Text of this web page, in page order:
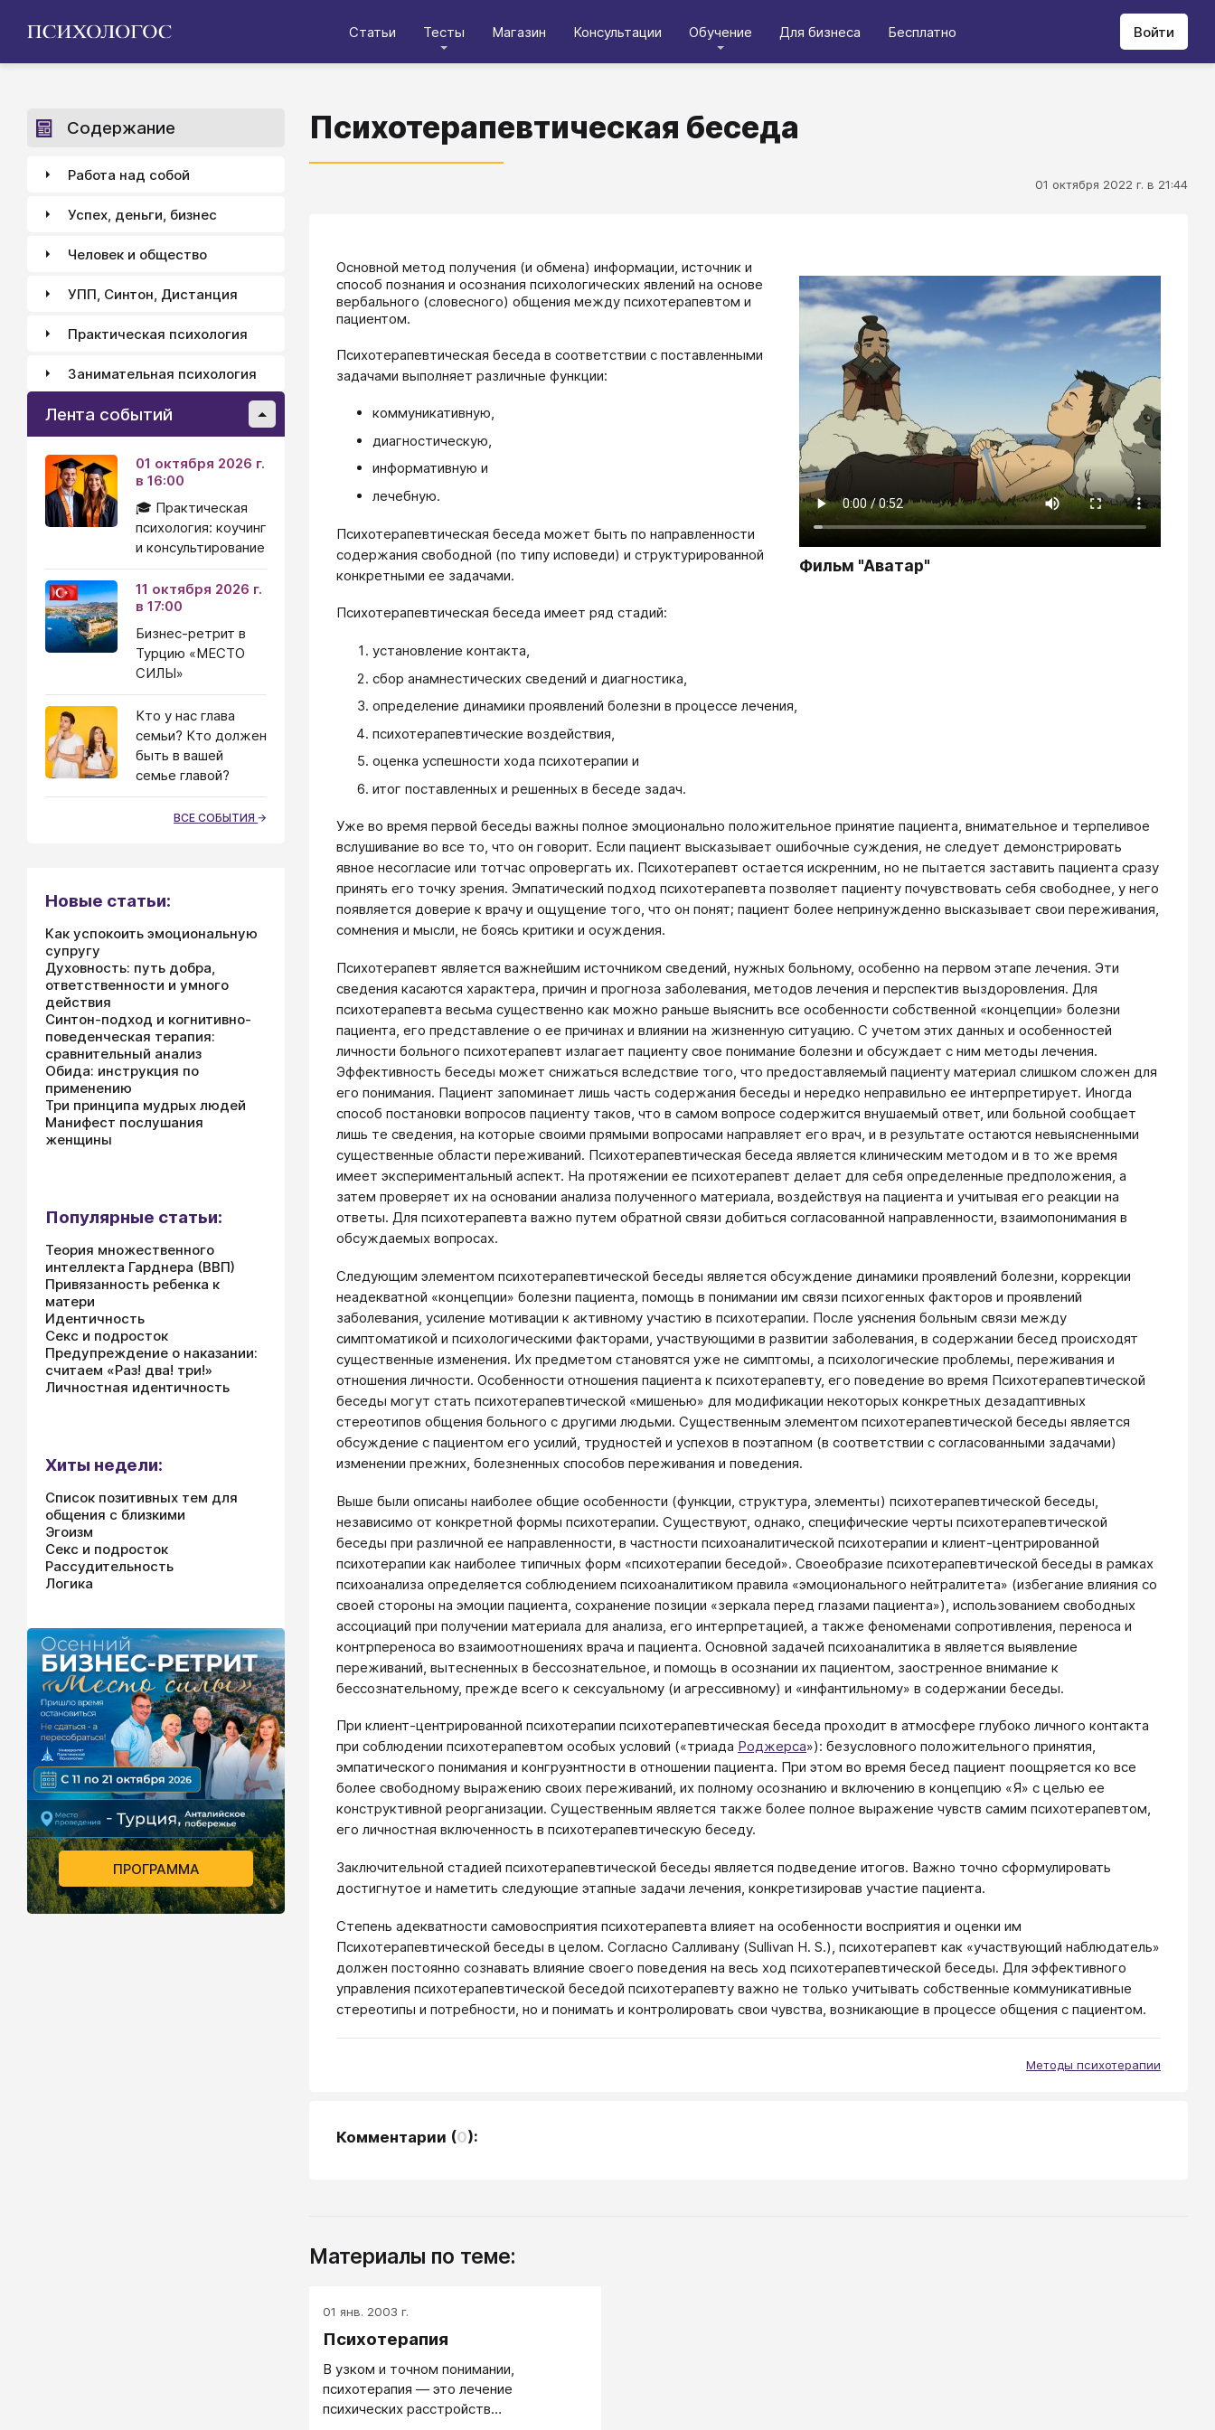
Статьи Тесты Магазин Консультации Обучение Для бизнеса Бесплатно Войти
Психотерапевтическая беседа
01 октября 2022 г. в 21:44
Фильм "Аватар"
​​​​​​​​​​​​​​Основной метод получения (и обмена) информации, источник и
способ познания и осознания психологических явлений на основе
вербального (словесного) общения между психотерапевтом и
пациентом.
Психотерапевтическая беседа в соответствии с поставленными
задачами выполняет различные функции:
коммуникативную,
диагностическую,
информативную и
лечебную.
Психотерапевтическая беседа может быть по направленности
содержания свободной (по типу исповеди) и структурированной
конкретными ее задачами.
Психотерапевтическая беседа имеет ряд стадий:
установление контакта,
сбор анамнестических сведений и диагностика,
определение динамики проявлений болезни в процессе лечения,
психотерапевтические воздействия,
оценка успешности хода психотерапии и
итог поставленных и решенных в беседе задач.
Уже во время первой беседы важны полное эмоционально положительное принятие пациента, внимательное и терпеливое
вслушивание во все то, что он говорит. Если пациент высказывает ошибочные суждения, не следует демонстрировать
явное несогласие или тотчас опровергать их. Психотерапевт остается искренним, но не пытается заставить пациента сразу
принять его точку зрения. Эмпатический подход психотерапевта позволяет пациенту почувствовать себя свободнее, у него
появляется доверие к врачу и ощущение того, что он понят; пациент более непринужденно высказывает свои переживания,
сомнения и мысли, не боясь критики и осуждения.
Психотерапевт является важнейшим источником сведений, нужных больному, особенно на первом этапе лечения. Эти
сведения касаются характера, причин и прогноза заболевания, методов лечения и перспектив выздоровления. Для
психотерапевта весьма существенно как можно раньше выяснить все особенности собственной «концепции» болезни
пациента, его представление о ее причинах и влиянии на жизненную ситуацию. С учетом этих данных и особенностей
личности больного психотерапевт излагает пациенту свое понимание болезни и обсуждает с ним методы лечения.
Эффективность беседы может снижаться вследствие того, что предоставляемый пациенту материал слишком сложен для
его понимания. Пациент запоминает лишь часть содержания беседы и нередко неправильно ее интерпретирует. Иногда
способ постановки вопросов пациенту таков, что в самом вопросе содержится внушаемый ответ, или больной сообщает
лишь те сведения, на которые своими прямыми вопросами направляет его врач, и в результате остаются невыясненными
существенные области переживаний. Психотерапевтическая беседа является клиническим методом и в то же время
имеет экспериментальный аспект. На протяжении ее психотерапевт делает для себя определенные предположения, а
затем проверяет их на основании анализа полученного материала, воздействуя на пациента и учитывая его реакции на
ответы. Для психотерапевта важно путем обратной связи добиться согласованной направленности, взаимопонимания в
обсуждаемых вопросах.
Следующим элементом психотерапевтической беседы является обсуждение динамики проявлений болезни, коррекции
неадекватной «концепции» болезни пациента, помощь в понимании им связи психогенных факторов и проявлений
заболевания, усиление мотивации к активному участию в психотерапии. После уяснения больным связи между
симптоматикой и психологическими факторами, участвующими в развитии заболевания, в содержании бесед происходят
существенные изменения. Их предметом становятся уже не симптомы, а психологические проблемы, переживания и
отношения личности. Особенности отношения пациента к психотерапевту, его поведение во время Психотерапевтической
беседы могут стать психотерапевтической «мишенью» для модификации некоторых конкретных дезадаптивных
стереотипов общения больного с другими людьми. Существенным элементом психотерапевтической беседы является
обсуждение с пациентом его усилий, трудностей и успехов в поэтапном (в соответствии с согласованными задачами)
изменении прежних, болезненных способов переживания и поведения.
Выше были описаны наиболее общие особенности (функции, структура, элементы) психотерапевтической беседы,
независимо от конкретной формы психотерапии. Существуют, однако, специфические черты психотерапевтической
беседы при различной ее направленности, в частности психоаналитической психотерапии и клиент-центрированной
психотерапии как наиболее типичных форм «психотерапии беседой». Своеобразие психотерапевтической беседы в рамках
психоанализа определяется соблюдением психоаналитиком правила «эмоционального нейтралитета» (избегание влияния со
своей стороны на эмоции пациента, сохранение позиции «зеркала перед глазами пациента»), использованием свободных
ассоциаций при получении материала для анализа, его интерпретацией, а также феноменами сопротивления, переноса и
контрпереноса во взаимоотношениях врача и пациента. Основной задачей психоаналитика в является выявление
переживаний, вытесненных в бессознательное, и помощь в осознании их пациентом, заостренное внимание к
бессознательному, прежде всего к сексуальному (и агрессивному) и «инфантильному» в содержании беседы.
При клиент-центрированной психотерапии психотерапевтическая беседа проходит в атмосфере глубоко личного контакта
при соблюдении психотерапевтом особых условий («триада Роджерса»): безусловного положительного принятия,
эмпатического понимания и конгруэнтности в отношении пациента. При этом во время бесед пациент поощряется ко все
более свободному выражению своих переживаний, их полному осознанию и включению в концепцию «Я» с целью ее
конструктивной реорганизации. Существенным является также более полное выражение чувств самим психотерапевтом,
его личностная включенность в психотерапевтическую беседу.
Заключительной стадией психотерапевтической беседы является подведение итогов. Важно точно сформулировать
достигнутое и наметить следующие этапные задачи лечения, конкретизировав участие пациента.
Степень адекватности самовосприятия психотерапевта влияет на особенности восприятия и оценки им
Психотерапевтической беседы в целом. Согласно Салливану (Sullivan H. S.), психотерапевт как «участвующий наблюдатель»
должен постоянно сознавать влияние своего поведения на весь ход психотерапевтической беседы. Для эффективного
управления психотерапевтической беседой психотерапевту важно не только учитывать собственные коммуникативные
стереотипы и потребности, но и понимать и контролировать свои чувства, возникающие в процессе общения с пациентом.
Методы психотерапии
Комментарии (0):
Материалы по теме:
01 янв. 2003 г.
Психотерапия
В узком и точном понимании,
психотерапия — это лечение
психических расстройств
Содержание
Работа над собой
Успех, деньги, бизнес
Человек и общество
УПП, Синтон, Дистанция
Практическая психология
Занимательная психология
Лента событий
01 октября 2026 г.
в 16:00
🎓 Практическая
психология: коучинг
и консультирование
11 октября 2026 г.
в 17:00
Бизнес-ретрит в
Турцию «МЕСТО
СИЛЫ»
Кто у нас глава
семьи? Кто должен
быть в вашей
семье главой?
ВСЕ СОБЫТИЯ
Новые статьи:
Как успокоить эмоциональную
супругу
Духовность: путь добра,
ответственности и умного
действия
Синтон-подход и когнитивно-
поведенческая терапия:
сравнительный анализ
Обида: инструкция по
применению
Три принципа мудрых людей
Манифест послушания
женщины
Популярные статьи:
Теория множественного
интеллекта Гарднера (ВВП)
Привязанность ребенка к
матери
Идентичность
Секс и подросток
Предупреждение о наказании:
считаем «Раз! два! три!»
Личностная идентичность
Хиты недели:
Список позитивных тем для
общения с близкими
Эгоизм
Секс и подросток
Рассудительность
Логика
ПРОГРАММА